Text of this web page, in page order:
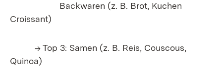
Backwaren (z. B. Brot, Kuchen
Croissant)
→ Top 3: Samen (z. B. Reis, Couscous,
Quinoa)